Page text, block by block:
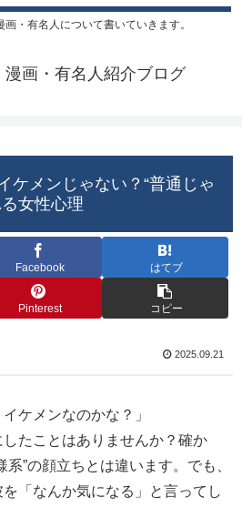
・有名人について書いていきます。
漫画・有名人紹介ブログ
ケメンじゃない？“普通じゃ
女性心理
Facebook はてブ
Pinterest コピー
2025.09.21
ケメンなのかな？」
たことはありませんか？確か
”の顔立ちとは違います。でも、
「なんか気になる」と言ってし